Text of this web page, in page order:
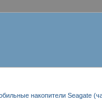
накопители Seagate